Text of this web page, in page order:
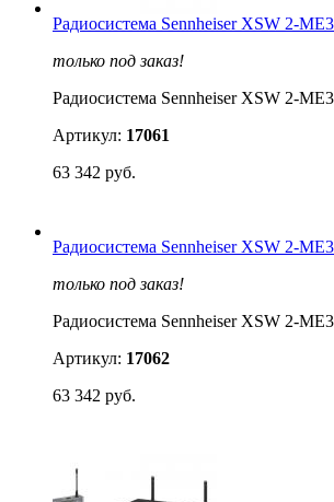
Радиосистема Sennheiser XSW 2-
только под заказ!
Радиосистема Sennheiser XSW 2-
Артикул: 17061
63 342 руб.
Радиосистема Sennheiser XSW 2-
только под заказ!
Радиосистема Sennheiser XSW 2-
Артикул: 17062
63 342 руб.